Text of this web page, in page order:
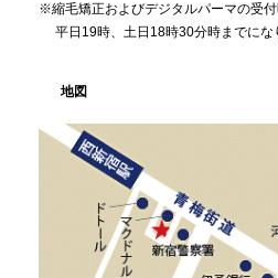
※縮毛矯正およびデジタルパーマの受付
平日19時、土日18時30分時までにな
地図